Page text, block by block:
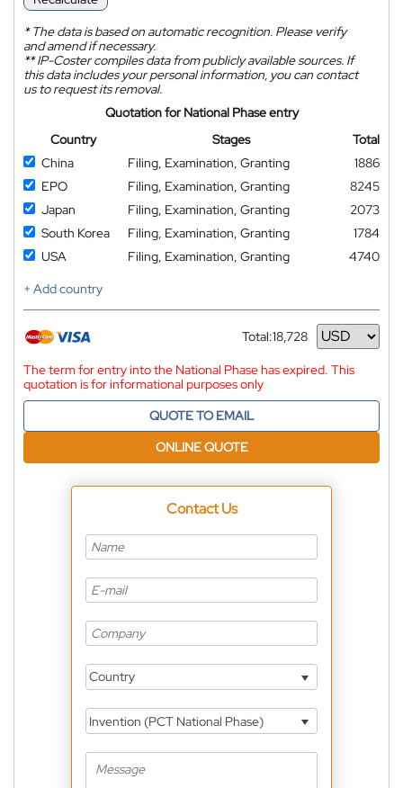
*The data is based on automatic recognition. Please verify
and amend if necessary.
**IP-Coster compiles data from publicly available sources. If
this data includes your personal information, you can contact
us to request its removal.
Quotation for National Phase entry
Country
Stages
Total
China
Filing, Examination, Granting
1886
EPO
Filing, Examination, Granting
8245
Japan
Filing, Examination, Granting
2073
South Korea
Filing, Examination, Granting
1784
USA
Filing, Examination, Granting
4740
+ Add country
Total:18,728
Currency
The term for entry into the National Phase has expired. This
quotation is for informational purposes only
QUOTE TO EMAIL
ONLINE QUOTE
Contact Us
Country
Invention (PCT National Phase)